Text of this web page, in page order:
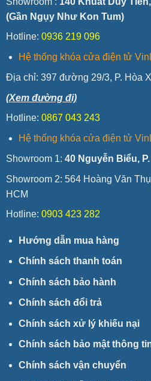
(Gần Ngụy Như Kon Tum)
Hotline: 0936 219 096
Hệ thống khóa cửa điện tử
Địa chỉ: 397 đường 29/3, P. Hòa
(Xem đường đi)
Hotline: 0867 043 243
Hệ thống khóa cửa điện tử
Showroom 1: 40 Nguyễn Biểu,
Showroom 2: 564 Hoàng Văn
HCM
Hotline: 0903 423 282
Hướng dẫn mua hàng
Chính sách thanh toán
Chính sách bảo hành
Chính sách đổi trả
Chính sách xử lý khiếu nại
Chính sách bảo mật thông
Chính sách vận chuyển